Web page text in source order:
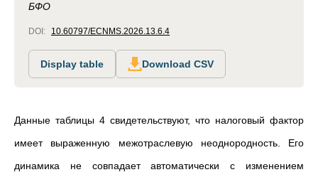
БФО
DOI: 10.60797/ECNMS.2026.13.6.4
Display table Download CSV
Данные таблицы 4 свидетельствуют, что налоговый фактор
имеет выраженную межотраслевую неоднородность. Его
динамика не совпадает автоматически с изменением